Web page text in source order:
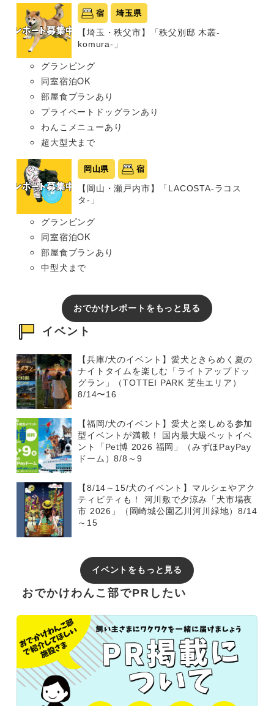
宿 埼玉県
【埼玉・秩父市】「秩父別邸 木叢-
komura-」
グランピング
同室宿泊OK
部屋食プランあり
プライベートドッグランあり
わんこメニューあり
超大型犬まで
岡山県 宿
【岡山・瀬戸内市】「LACOSTA-ラコス
タ-」
グランピング
同室宿泊OK
部屋食プランあり
中型犬まで
おでかけレポートをもっと見る
イベント
【兵庫/犬のイベント】愛犬ときらめく夏の
ナイトタイムを楽しむ「ライトアップドッ
グラン」（TOTTEI PARK 芝生エリア）
8/14〜16
【福岡/犬のイベント】愛犬と楽しめる参加
型イベントが満載！ 国内最大級ペットイベ
ント「Pet博 2026 福岡」（みずほPayPay
ドーム）8/8～9
【8/14～15/犬のイベント】マルシェやアク
ティビティも！ 河川敷で夕涼み「犬市場夜
市 2026」（岡崎城公園乙川河川緑地）8/14
～15
イベントをもっと見る
おでかけわんこ部でPRしたい